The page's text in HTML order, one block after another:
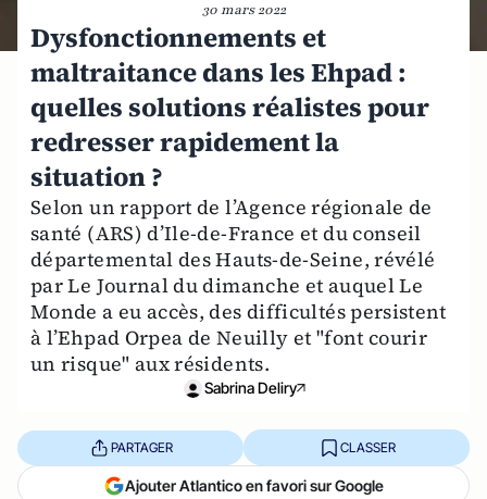
30 mars 2022
Dysfonctionnements et
maltraitance dans les Ehpad :
quelles solutions réalistes pour
redresser rapidement la
situation ?
Selon un rapport de l’Agence régionale de
santé (ARS) d’Ile-de-France et du conseil
départemental des Hauts-de-Seine, révélé
par Le Journal du dimanche et auquel Le
Monde a eu accès, des difficultés persistent
à l’Ehpad Orpea de Neuilly et "font courir
un risque" aux résidents.
Sabrina Deliry
PARTAGER CLASSER
Ajouter Atlantico en favori sur Google